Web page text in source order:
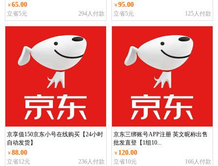
￥65.00
立省5元 294人付款
￥95.00
立省5元 125人付款
京享值150京东小号在线购买【24小时
自动发货】
￥88.00
立省12元 236人付款
京东三绑账号APP注册 英文昵称出售
批发直登【1组10...
￥ 120.00
立省10元 166人付款